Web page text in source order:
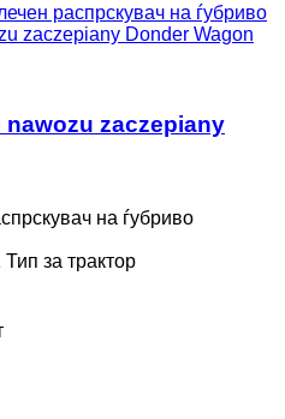
распрскувач на ѓубриво
zaczepiany Donder Wagon
zaczepiany
на ѓубриво
Тип за трактор